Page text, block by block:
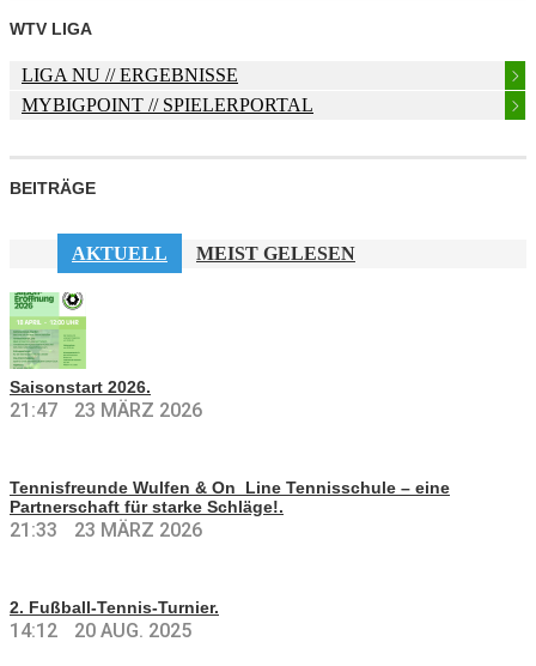
WTV LIGA
LIGA NU // ERGEBNISSE
MYBIGPOINT // SPIELERPORTAL
BEITRÄGE
AKTUELL MEIST GELESEN
Saisonstart 2026.
21:47 23 MÄRZ 2026
Tennisfreunde Wulfen & On_Line Tennisschule – eine
Partnerschaft für starke Schläge!.
21:33 23 MÄRZ 2026
2. Fußball-Tennis-Turnier.
14:12 20 AUG. 2025